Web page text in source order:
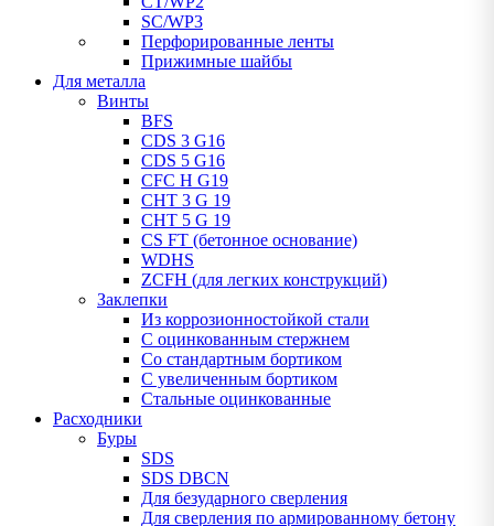
SC/WP3
Перфорированные ленты
Прижимные шайбы
Для металла
Винты
BFS
CDS 3 G16
CDS 5 G16
CFC H G19
CHT 3 G 19
CHT 5 G 19
CS FT (бетонное основание)
WDHS
ZCFH (для легких конструкций)
Заклепки
Из коррозионностойкой стали
С оцинкованным стержнем
Со стандартным бортиком
С увеличенным бортиком
Стальные оцинкованные
Расходники
Буры
SDS
SDS DBCN
Для безударного сверления
Для сверления по армированному бетону